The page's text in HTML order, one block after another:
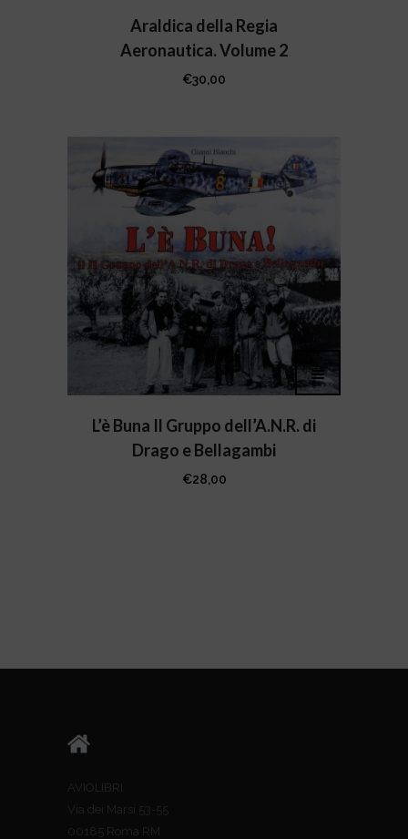
Araldica della Regia
Aeronautica. Volume 2
€30,00
L’è Buna Il Gruppo dell’A.N.R. di
Drago e Bellagambi
€28,00
AVIOLIBRI
Via dei Marsi 53-55
00185 Roma RM